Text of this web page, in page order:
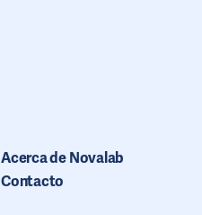
Acerca de Novalab
Contacto